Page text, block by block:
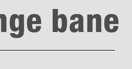
bane